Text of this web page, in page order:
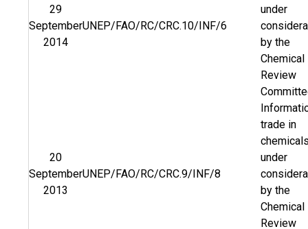
29
September
2014
UNEP/FAO/RC/CRC.10/INF/6
under
by the
Chemical
Review
20
September
2013
UNEP/FAO/RC/CRC.9/INF/8
trade in
under
by the
Chemical
Review